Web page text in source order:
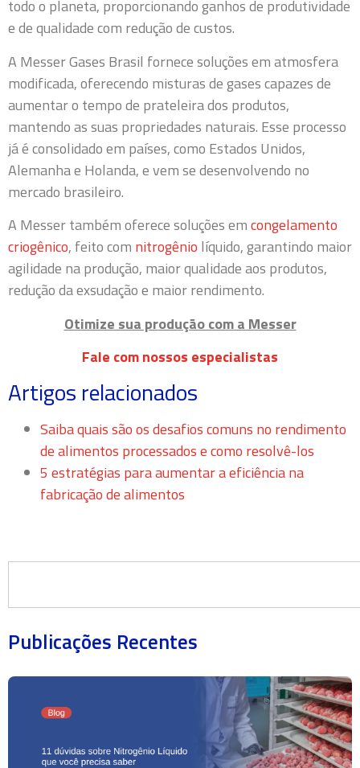
todo o planeta, proporcionando ganhos de produtividade
e de qualidade com redução de custos.
A Messer Gases Brasil fornece soluções em atmosfera
modificada, oferecendo misturas de gases capazes de
aumentar o tempo de prateleira dos produtos,
mantendo as suas propriedades naturais. Esse processo
já é consolidado em países, como Estados Unidos,
Alemanha e Holanda, e vem se desenvolvendo no
mercado brasileiro.
A Messer também oferece soluções emcongelamento
criogênico, feito com nitrogênio líquido, garantindo maior
agilidade na produção, maior qualidade aos produtos,
redução da exsudação e maior rendimento.
Otimize sua produção com a Messer
Fale com nossos especialistas
Artigos relacionados
Saiba quais são os desafios comuns no rendimento
de alimentos processados e como resolvê-los
5 estratégias para aumentar a eficiência na
fabricação de alimentos
Publicações Recentes